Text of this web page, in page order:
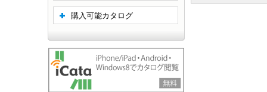
購入可能カタログ